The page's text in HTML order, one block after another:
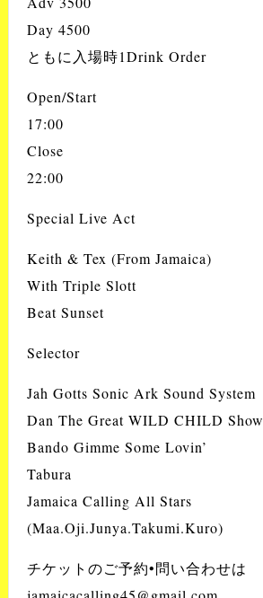
Day 4500
ともに入場時1Drink Order
Open/Start
17:00
Close
22:00
Special Live Act
Keith & Tex (From Jamaica)
With Triple Slott
Beat Sunset
Selector
Jah Gotts Sonic Ark Sound System
Dan The Great WILD CHILD Show
Bando Gimme Some Lovin’
Tabura
Jamaica Calling All Stars
(Maa.Oji.Junya.Takumi.Kuro)
チケットのご予約•問い合わせは